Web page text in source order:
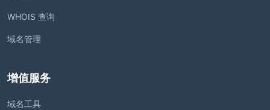
WHOIS 查询
域名管理
增值服务
域名工具